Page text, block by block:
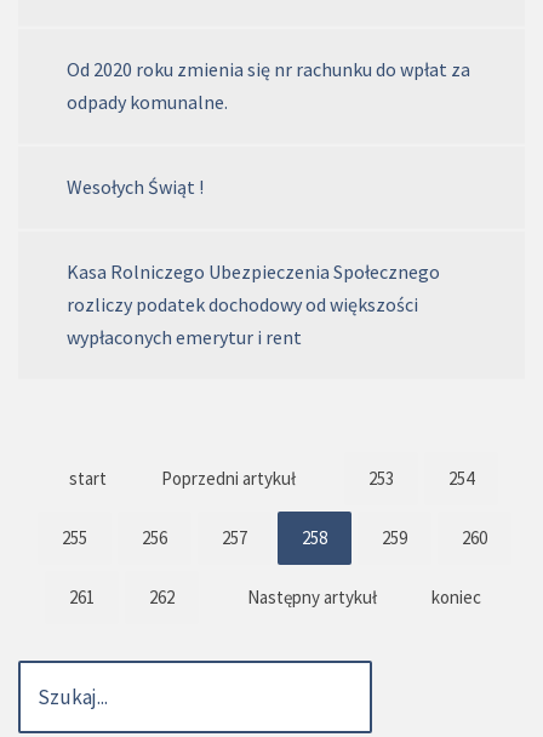
Od 2020 roku zmienia się nr rachunku do wpłat za
odpady komunalne.
Wesołych Świąt !
Kasa Rolniczego Ubezpieczenia Społecznego
rozliczy podatek dochodowy od większości
wypłaconych emerytur i rent
start Poprzedni artykuł 253 254
255 256 257 258 259 260
261 262 Następny artykuł koniec